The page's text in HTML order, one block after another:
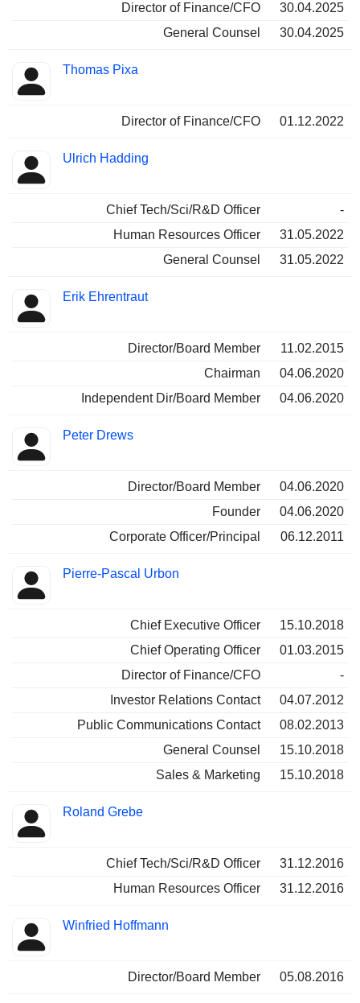
Director of Finance/CFO
30.04.2025
General Counsel
30.04.2025
Thomas Pixa
Director of Finance/CFO 01.12.2022
Ulrich Hadding
Chief Tech/Sci/R&D Officer
-
Human Resources Officer
31.05.2022
General Counsel
31.05.2022
Erik Ehrentraut
Director/Board Member
11.02.2015
Chairman
04.06.2020
Independent Dir/Board Member
04.06.2020
Peter Drews
Director/Board Member
04.06.2020
Founder
04.06.2020
Corporate Officer/Principal
06.12.2011
Pierre-Pascal Urbon
Chief Executive Officer
15.10.2018
Chief Operating Officer
01.03.2015
Director of Finance/CFO
-
Investor Relations Contact
04.07.2012
Public Communications Contact
08.02.2013
General Counsel
15.10.2018
Sales & Marketing
15.10.2018
Roland Grebe
Chief Tech/Sci/R&D Officer
31.12.2016
Human Resources Officer
31.12.2016
Winfried Hoffmann
Director/Board Member 05.08.2016